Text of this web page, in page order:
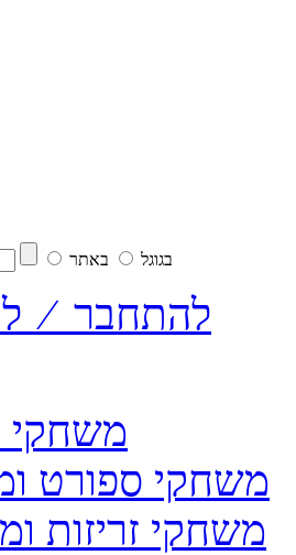
בגוגל באתר
להתחבר ⁄
משחקי
משחקי ספורט
משחקי זריזות